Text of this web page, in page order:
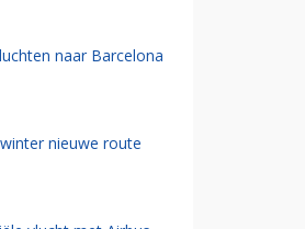
naar Barcelona
nieuwe route